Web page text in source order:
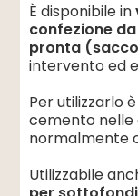
È disponibile in
confezione
pronta
intervento ed
Per utilizzarlo
cemento nelle
normalmente
Utilizzabile